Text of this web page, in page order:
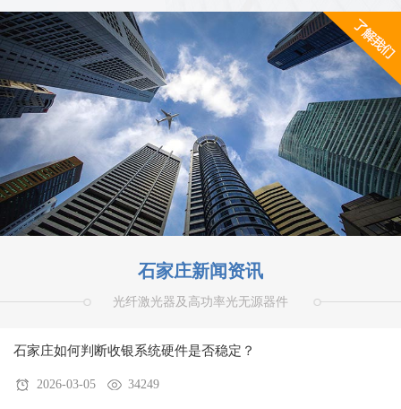
他们需要与客户进行沟通，了解客户的需求，并为他们提供
适合的收银系统解决方案。同时，代理商也需与收银系统供
应商保持密切的合作关系，...
石家庄新闻资讯
光纤激光器及高功率光无源器件
石家庄如何判断收银系统硬件是否稳定？
2026-03-05 34249